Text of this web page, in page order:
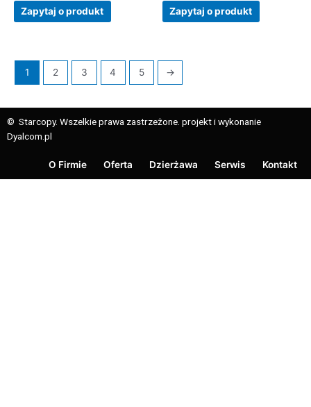
Zapytaj o produkt Zapytaj o produkt
1 2 3 4 5 →
© Starcopy. Wszelkie prawa zastrzeżone. projekt i wykonanie
Dyalcom.pl
O Firmie Oferta Dzierżawa Serwis Kontakt